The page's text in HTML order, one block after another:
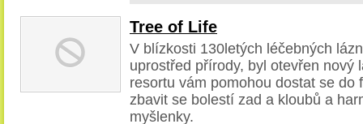
Tree of Life
V blízkosti 130letých léčebných
uprostřed přírody, byl otevřen nový
resortu vám pomohou dostat se do
zbavit se bolestí zad a kloubů a
myšlenky.